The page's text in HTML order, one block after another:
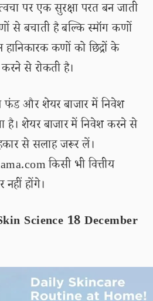
पर एक सुरक्षा परत बन जाती
से बचाती है बल्कि स्मॉग कणों
कणों को छिद्रों के
से रोकती है।
और शेयर बाजार में निवेश
है। शेयर बाजार में निवेश करने से
से सलाह जरूर लें।
किसी भी वित्तीय
होंगे।
Science 18 December